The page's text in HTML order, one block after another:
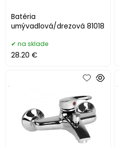
Batéria
umývadlová/drezová 81018
na sklade
28.20 €
. .